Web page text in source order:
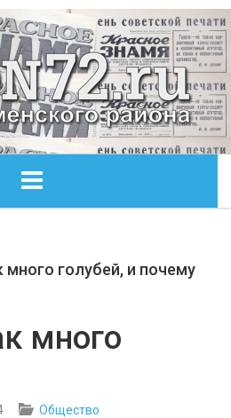
много голубей, и почему
много
Общество